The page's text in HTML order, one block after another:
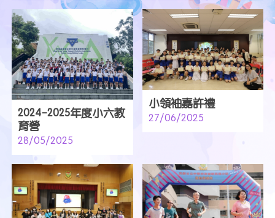
2024-2025年度小六教
育營
28/05/2025
小領袖嘉許禮
27/06/2025